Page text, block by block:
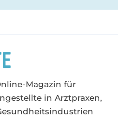
Magazin für
in Arztpraxen,